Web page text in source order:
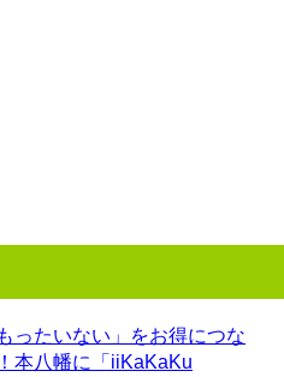
もったいない」をお得につな
本八幡に「iiKaKaKu